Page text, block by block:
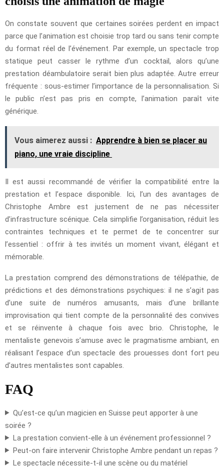
On constate souvent que certaines soirées perdent en impact
parce que l’animation est choisie trop tard ou sans tenir compte
du format réel de l’événement. Par exemple, un spectacle trop
statique peut casser le rythme d’un cocktail, alors qu’une
prestation déambulatoire serait bien plus adaptée. Autre erreur
fréquente : sous-estimer l’importance de la personnalisation. Si
le public n’est pas pris en compte, l’animation paraît vite
générique.
Vous aimerez aussi : Apprendre à bien se placer au
piano, une vraie discipline
Il est aussi recommandé de vérifier la compatibilité entre la
prestation et l’espace disponible. Ici, l’un des avantages de
Christophe Ambre est justement de ne pas nécessiter
d’infrastructure scénique. Cela simplifie l’organisation, réduit les
contraintes techniques et te permet de te concentrer sur
l’essentiel : offrir à tes invités un moment vivant, élégant et
mémorable.
La prestation comprend des démonstrations de télépathie, de
prédictions et des démonstrations psychiques: il ne s’agit pas
d’une suite de numéros amusants, mais d’une brillante
improvisation qui tient compte de la personnalité des convives
et se réinvente à chaque fois avec brio. Christophe, le
mentaliste genevois s’amuse avec le pragmatisme ambiant, en
réalisant l’espace d’un spectacle des prouesses dont fort peu
d’autres mentalistes sont capables.
FAQ
Qu’est-ce qu’un magicien en Suisse peut apporter à une
soirée ?
La prestation convient-elle à un événement professionnel ?
Peut-on faire intervenir Christophe Ambre pendant un repas ?
Le spectacle nécessite-t-il une scène ou du matériel